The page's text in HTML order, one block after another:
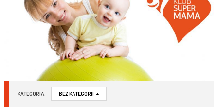
KATEGORIA: BEZ KATEGORII +